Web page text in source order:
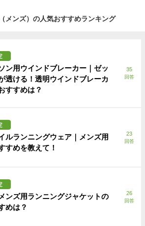
メンズ） の人気おすすめランキング
ン用ウインドブレーカー｜ゼッ
透ける！透明ウインドブレーカ
すすめは？
35
回答
ルランニングウェア｜メンズ用
すめを教えて！
23
回答
ンズ用ランニングジャケットの
めは？
26
回答